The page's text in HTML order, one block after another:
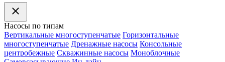
Насосы по типам
Вертикальные многоступенчатые Горизонтальные
многоступенчатые Дренажные насосы Консольные
центробежные Скважинные насосы Моноблочные